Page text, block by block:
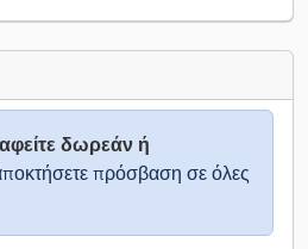
δωρεάν ή
πρόσβαση σε όλες